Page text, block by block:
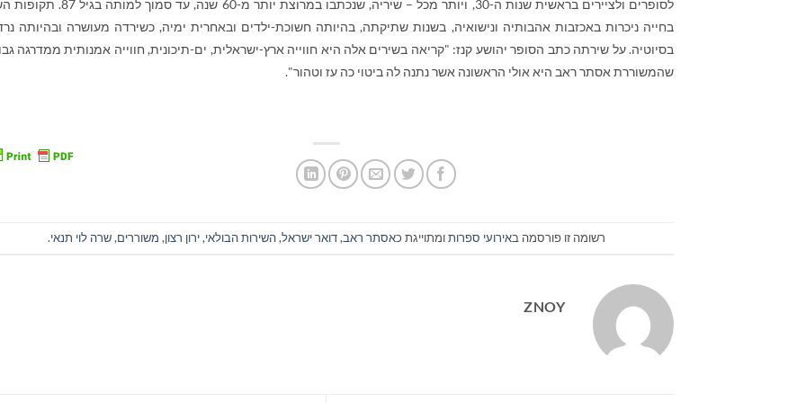
לסופרים ולציירים בראשית שנות ה-30, ויותר מכל – שיריה, שנכתבו במרוצת יותר מ-60 שנה,
בחייה ניכרות באכזבות אהבותיה ונישואיה, בשנות שתיקתה, בהיותה חשוכת-ילדים ובאחרית ימיה, כשירדה מעושרה ובהיותה
בסיוטיה. על שירתה כתב הסופר יהושע קנז: "קריאה בשירים אלה היא חווייה ארץ-ישראלית, ים-תיכונית, חווייה אמנותית ממדרגה
שהמשוררת אסתר ראב היא אולי הראשונה אשר נתנה לה ביטוי כה עז וטהור".
רשומה זו פורסמה באירועי ספרותומתוייגת כאסתר ראב,דואר ישראל,השירות הבולאי,ירון רצון, משוררים,שרה לוי תנאי.
ZNOY